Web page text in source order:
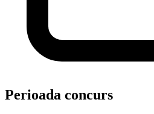
Perioada concurs